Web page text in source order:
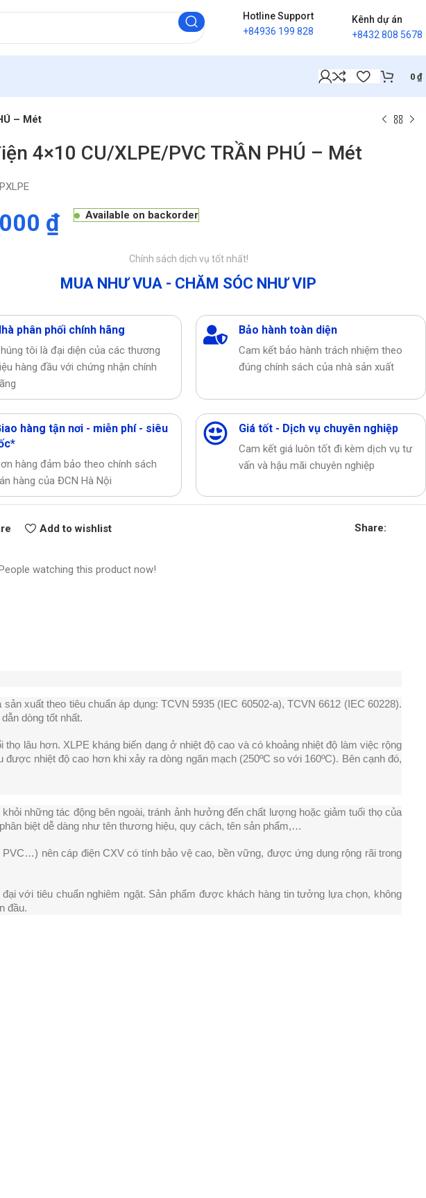
Hotline Support
+84936 199 828
Kênh dự án
+8432 808 5678
0 ₫
– Mét
4×10 CU/XLPE/PVC TRẦN PHÚ – Mét
₫ Available on backorder
Chính sách dịch vụ tốt nhất!
MUA NHƯ VUA - CHĂM SÓC NHƯ VIP
phân phối chính hãng
tôi là đại diện của các thương
hàng đầu với chứng nhận chính
Bảo hành toàn diện
Cam kết bảo hành trách nhiệm theo
đúng chính sách của nhà sản xuất
hàng tận nơi - miễn phí - siêu
hàng đảm bảo theo chính sách
hàng của ĐCN Hà Nội
Giá tốt - Dịch vụ chuyên nghiệp
Cam kết giá luôn tốt đi kèm dịch vụ tư
vấn và hậu mãi chuyên nghiệp
Add to wishlist Share:
watching this product now!
xuất theo tiêu chuẩn áp dụng: TCVN 5935 (IEC 60502-a), TCVN 6612 (IEC 60228).
dòng tốt nhất.
thọ lâu hơn. XLPE kháng biến dạng ở nhiệt độ cao và có khoảng nhiệt độ làm việc rộng
nhiệt độ cao hơn khi xảy ra dòng ngăn mạch (250ºC so với 160ºC). Bên cạnh đó,
những tác động bên ngoài, tránh ảnh hưởng đến chất lượng hoặc giảm tuổi thọ của
biệt dễ dàng như tên thương hiệu, quy cách, tên sản phẩm,…
nên cáp điện CXV có tính bảo vệ cao, bền vững, được ứng dụng rộng rãi trong
với tiêu chuẩn nghiêm ngặt. Sản phẩm được khách hàng tin tưởng lựa chọn, không
đầu.